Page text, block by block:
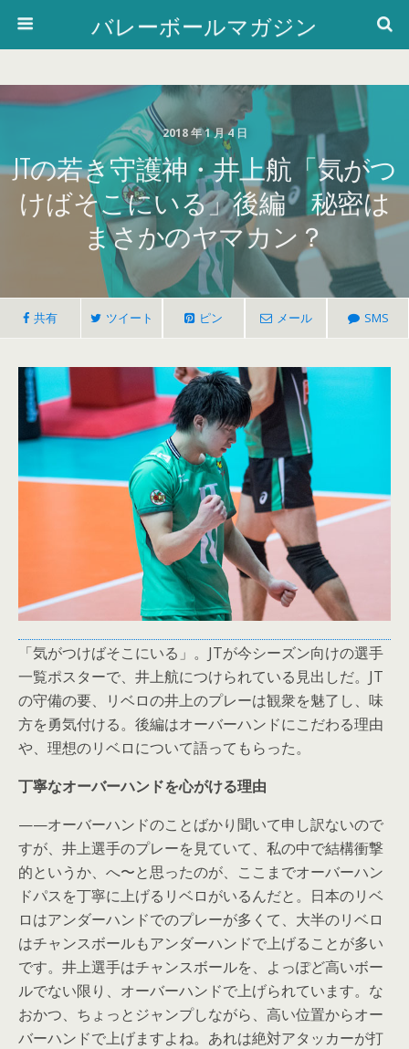
バレーボールマガジン
2018 年 1 月 4 日
JTの若き守護神・井上航「気がつ
けばそこにいる」後編 秘密は
まさかのヤマカン？
共有 ツイート ピン メール SMS
「気がつけばそこにいる」。JTが今シーズン向けの選手
一覧ポスターで、井上航につけられている見出しだ。JT
の守備の要、リベロの井上のプレーは観衆を魅了し、味
方を勇気付ける。後編はオーバーハンドにこだわる理由
や、理想のリベロについて語ってもらった。
丁寧なオーバーハンドを心がける理由
——オーバーハンドのことばかり聞いて申し訳ないので
すが、井上選手のプレーを見ていて、私の中で結構衝撃
的というか、へ〜と思ったのが、ここまでオーバーハン
ドパスを丁寧に上げるリベロがいるんだと。日本のリベ
ロはアンダーハンドでのプレーが多くて、大半のリベロ
はチャンスボールもアンダーハンドで上げることが多い
です。井上選手はチャンスボールを、よっぽど高いボー
ルでない限り、オーバーハンドで上げられています。な
おかつ、ちょっとジャンプしながら、高い位置からオー
バーハンドで上げますよね。あれは絶対アタッカーが打